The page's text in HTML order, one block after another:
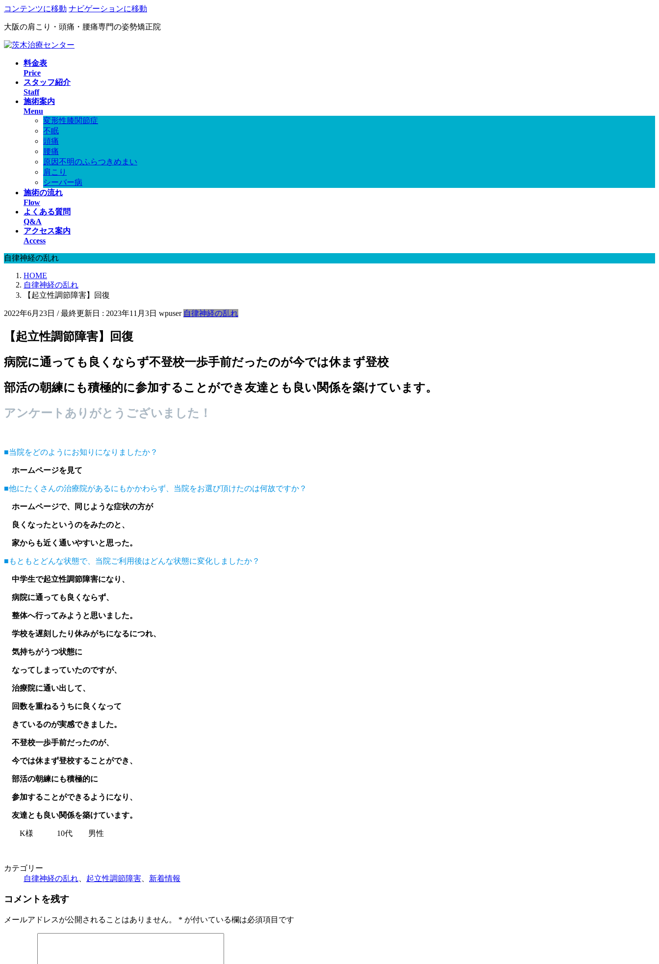
コンテンツに移動 ナビゲーションに移動
大阪の肩こり・頭痛・腰痛専門の姿勢矯正院
料金表
Price
スタッフ紹介
Staff
施術案内
Menu
変形性膝関節症
不眠
頭痛
腰痛
原因不明のふらつきめまい
肩こり
シーバー病
施術の流れ
Flow
よくある質問
Q&A
アクセス案内
Access
自律神経の乱れ
HOME
自律神経の乱れ
【起立性調節障害】回復
2022年6月23日 / 最終更新日 : 2023年11月3日 wpuser 自律神経の乱れ
【起立性調節障害】回復
病院に通っても良くならず不登校一歩手前だったのが今では休まず登校
部活の朝練にも積極的に参加することができ友達とも良い関係を築けています。
アンケートありがとうございました！
■当院をどのようにお知りになりましたか？
ホームページを見て
■他にたくさんの治療院があるにもかかわらず、当院をお選び頂けたのは何故ですか？
ホームページで、同じような症状の方が
良くなったというのをみたのと、
家からも近く通いやすいと思った。
■もともとどんな状態で、当院ご利用後はどんな状態に変化しましたか？
中学生で起立性調節障害になり、
病院に通っても良くならず、
整体へ行ってみようと思いました。
学校を遅刻したり休みがちになるにつれ、
気持ちがうつ状態に
なってしまっていたのですが、
治療院に通い出して、
回数を重ねるうちに良くなって
きているのが実感できました。
不登校一歩手前だったのが、
今では休まず登校することができ、
部活の朝練にも積極的に
参加することができるようになり、
友達とも良い関係を築けています。
K様 10代 男性
カテゴリー
自律神経の乱れ
起立性調節障害 新着情報
コメントを残す
メールアドレスが公開されることはありません。 * が付いている欄は必須項目です